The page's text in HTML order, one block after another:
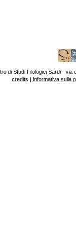
di Studi Filologici Sardi - via
credits | Informativa sulla